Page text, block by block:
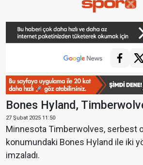
Bones Hyland,
27 Şubat 2025 11:50
Minnesota Timberwolves, serbest
konumundaki Bones Hyland ile iki
imzaladı.